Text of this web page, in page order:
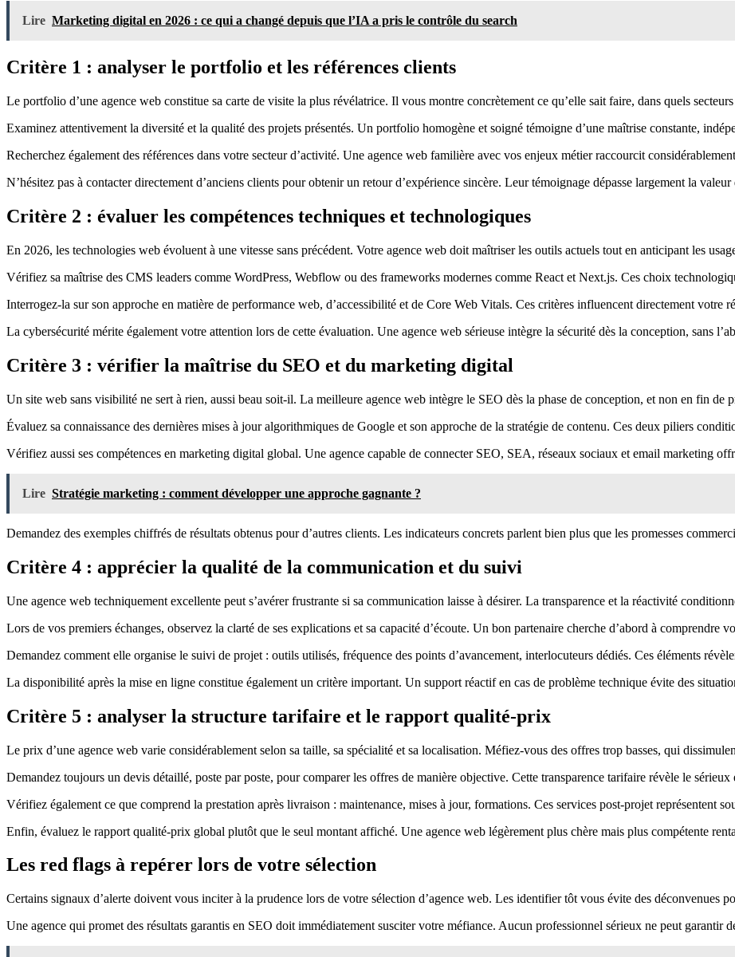
Lire Marketing digital en 2026 : ce qui a changé depuis que l’IA a pris le contrôle du search
Critère 1 : analyser le portfolio et les références clients
Le portfolio d’une agence web constitue sa carte de visite la plus révélatrice. Il vous montre concrètement ce qu’elle sait faire, dans quels
Examinez attentivement la diversité et la qualité des projets présentés. Un portfolio homogène et soigné témoigne d’une maîtrise constante,
Recherchez également des références dans votre secteur d’activité. Une agence web familière avec vos enjeux métier raccourcit
N’hésitez pas à contacter directement d’anciens clients pour obtenir un retour d’expérience sincère. Leur témoignage dépasse largement la valeur
Critère 2 : évaluer les compétences techniques et technologiques
En 2026, les technologies web évoluent à une vitesse sans précédent. Votre agence web doit maîtriser les outils actuels tout en anticipant les
Vérifiez sa maîtrise des CMS leaders comme WordPress, Webflow ou des frameworks modernes comme React et Next.js. Ces choix
Interrogez-la sur son approche en matière de performance web, d’accessibilité et de Core Web Vitals. Ces critères influencent directement votre
La cybersécurité mérite également votre attention lors de cette évaluation. Une agence web sérieuse intègre la sécurité dès la conception, sans
Critère 3 : vérifier la maîtrise du SEO et du marketing digital
Un site web sans visibilité ne sert à rien, aussi beau soit-il. La meilleure agence web intègre le SEO dès la phase de conception, et non en fin de
Évaluez sa connaissance des dernières mises à jour algorithmiques de Google et son approche de la stratégie de contenu. Ces deux piliers
Vérifiez aussi ses compétences en marketing digital global. Une agence capable de connecter SEO, SEA, réseaux sociaux et email marketing
Lire Stratégie marketing : comment développer une approche gagnante ?
Demandez des exemples chiffrés de résultats obtenus pour d’autres clients. Les indicateurs concrets parlent bien plus que les promesses
Critère 4 : apprécier la qualité de la communication et du suivi
Une agence web techniquement excellente peut s’avérer frustrante si sa communication laisse à désirer. La transparence et la réactivité
Lors de vos premiers échanges, observez la clarté de ses explications et sa capacité d’écoute. Un bon partenaire cherche d’abord à comprendre
Demandez comment elle organise le suivi de projet : outils utilisés, fréquence des points d’avancement, interlocuteurs dédiés. Ces éléments
La disponibilité après la mise en ligne constitue également un critère important. Un support réactif en cas de problème technique évite des
Critère 5 : analyser la structure tarifaire et le rapport qualité-prix
Le prix d’une agence web varie considérablement selon sa taille, sa spécialité et sa localisation. Méfiez-vous des offres trop basses, qui
Demandez toujours un devis détaillé, poste par poste, pour comparer les offres de manière objective. Cette transparence tarifaire révèle le sérieux
Vérifiez également ce que comprend la prestation après livraison : maintenance, mises à jour, formations. Ces services post-projet représentent
Enfin, évaluez le rapport qualité-prix global plutôt que le seul montant affiché. Une agence web légèrement plus chère mais plus compétente
Les red flags à repérer lors de votre sélection
Certains signaux d’alerte doivent vous inciter à la prudence lors de votre sélection d’agence web. Les identifier tôt vous évite des déconvenues
Une agence qui promet des résultats garantis en SEO doit immédiatement susciter votre méfiance. Aucun professionnel sérieux ne peut garantir